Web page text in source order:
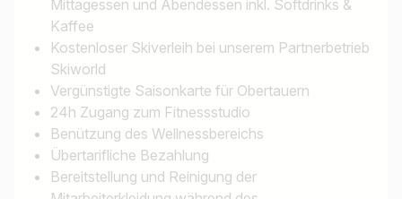
Mittagessen und Abendessen inkl. Softdrinks &
Kaffee
Kostenloser Skiverleih bei unserem Partnerbetrieb
Skiworld
Vergünstigte Saisonkarte für Obertauern
24h Zugang zum Fitnessstudio
Benützung des Wellnessbereichs
Übertarifliche Bezahlung
Bereitstellung und Reinigung der
Ich suche nach …
Jobtitel
z.B. Österreich
Land / Bundesland